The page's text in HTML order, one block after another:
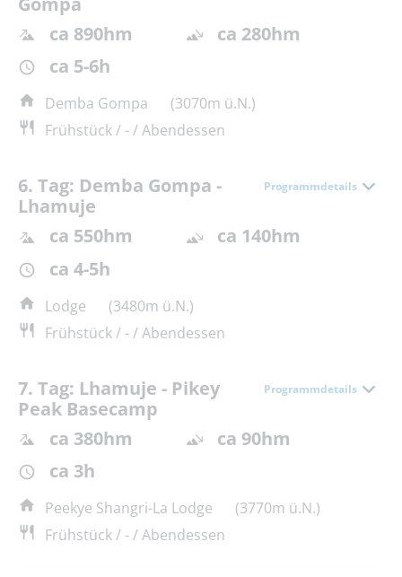
ca 890hm
ca 280hm
ca 5-6h
Demba Gompa
(3070m ü.N.)
Frühstück / - / Abendessen
6. Tag: Demba Gompa -
Lhamuje
Programmdetails
ca 550hm
ca 140hm
ca 4-5h
Lodge
(3480m ü.N.)
Frühstück / - / Abendessen
7. Tag: Lhamuje - Pikey
Peak Basecamp
Programmdetails
ca 380hm
ca 90hm
ca 3h
Peekye Shangri-La Lodge
(3770m ü.N.)
Frühstück / - / Abendessen